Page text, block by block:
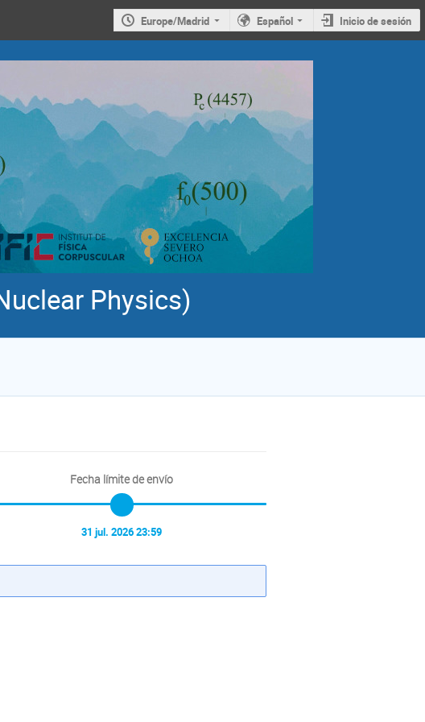
Europe/Madrid Español Inicio de sesión
Physics)
Fecha límite de envío
31 jul. 2026 23:59